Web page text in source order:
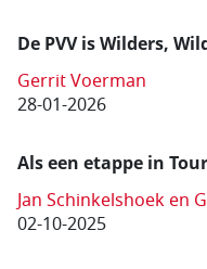
De PVV is Wilders,
Gerrit Voerman
28-01-2026
Als een etappe in
Jan Schinkelshoek en
02-10-2025